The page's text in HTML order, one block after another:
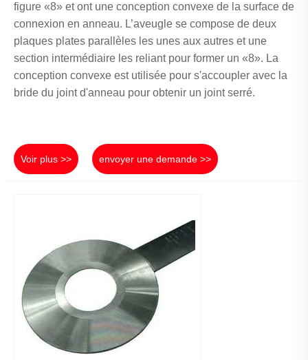
figure «8» et ont une conception convexe de la surface de
connexion en anneau. L’aveugle se compose de deux
plaques plates parallèles les unes aux autres et une
section intermédiaire les reliant pour former un «8». La
conception convexe est utilisée pour s'accoupler avec la
bride du joint d'anneau pour obtenir un joint serré.
Voir plus >> envoyer une demande >>